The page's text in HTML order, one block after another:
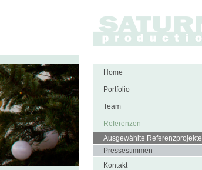
Home
Portfolio
Team
Referenzen
Ausgewählte Referenzprojekte
Pressestimmen
Kontakt